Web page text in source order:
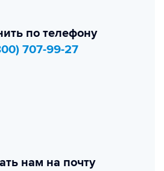
по телефону
707-99-27
нам на почту